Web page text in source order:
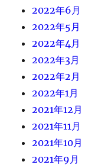
2022年6月
2022年5月
2022年4月
2022年3月
2022年2月
2022年1月
2021年12月
2021年11月
2021年10月
2021年9月